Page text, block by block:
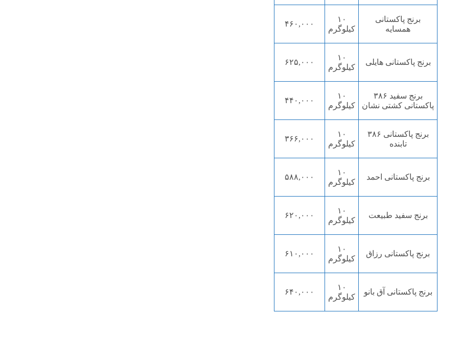
برنج پاکستانی
همسایه
۱۰
کیلوگرم
۴۶۰,۰۰۰
برنج پاکستانی هایلی
۱۰
کیلوگرم
۶۲۵,۰۰۰
برنج سفید ۳۸۶
پاکستانی کشتی نشان
۱۰
کیلوگرم
۴۴۰,۰۰۰
برنج پاکستانی ۳۸۶
تابنده
۱۰
کیلوگرم
۳۶۶,۰۰۰
برنج پاکستانی احمد
۱۰
کیلوگرم
۵۸۸,۰۰۰
برنج سفید طبیعت
۱۰
کیلوگرم
۶۲۰,۰۰۰
برنج پاکستانی رزاق
۱۰
کیلوگرم
۶۱۰,۰۰۰
برنج پاکستانی آق بانو
۱۰
کیلوگرم
۶۴۰,۰۰۰